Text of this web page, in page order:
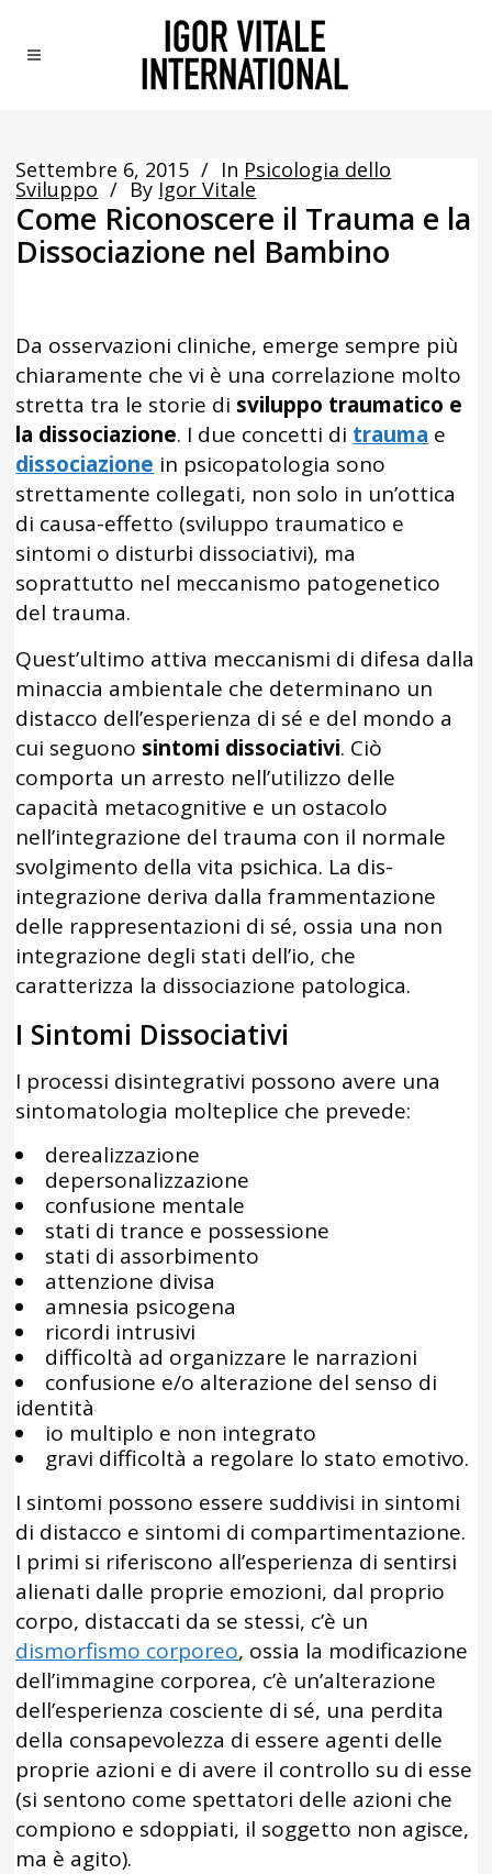
Settembre 6, 2015 In Psicologia dello
Sviluppo By Igor Vitale
Come Riconoscere il Trauma e la
Dissociazione nel Bambino
Da osservazioni cliniche, emerge sempre più
chiaramente che vi è una correlazione molto
stretta tra le storie di sviluppo traumatico e
la dissociazione. I due concetti di trauma e
dissociazione in psicopatologia sono
strettamente collegati, non solo in un’ottica
di causa-effetto (sviluppo traumatico e
sintomi o disturbi dissociativi), ma
soprattutto nel meccanismo patogenetico
del trauma.
Quest’ultimo attiva meccanismi di difesa dalla
minaccia ambientale che determinano un
distacco dell’esperienza di sé e del mondo a
cui seguono sintomi dissociativi. Ciò
comporta un arresto nell’utilizzo delle
capacità metacognitive e un ostacolo
nell’integrazione del trauma con il normale
svolgimento della vita psichica. La dis-
integrazione deriva dalla frammentazione
delle rappresentazioni di sé, ossia una non
integrazione degli stati dell’io, che
caratterizza la dissociazione patologica.
I Sintomi Dissociativi
I processi disintegrativi possono avere una
sintomatologia molteplice che prevede:
derealizzazione
depersonalizzazione
confusione mentale
stati di trance e possessione
stati di assorbimento
attenzione divisa
amnesia psicogena
ricordi intrusivi
difficoltà ad organizzare le narrazioni
confusione e/o alterazione del senso di
identità
io multiplo e non integrato
gravi difficoltà a regolare lo stato emotivo.
I sintomi possono essere suddivisi in sintomi
di distacco e sintomi di compartimentazione.
I primi si riferiscono all’esperienza di sentirsi
alienati dalle proprie emozioni, dal proprio
corpo, distaccati da se stessi, c’è un
dismorfismo corporeo, ossia la modificazione
dell’immagine corporea, c’è un’alterazione
dell’esperienza cosciente di sé, una perdita
della consapevolezza di essere agenti delle
proprie azioni e di avere il controllo su di esse
(si sentono come spettatori delle azioni che
compiono e sdoppiati, il soggetto non agisce,
ma è agito).